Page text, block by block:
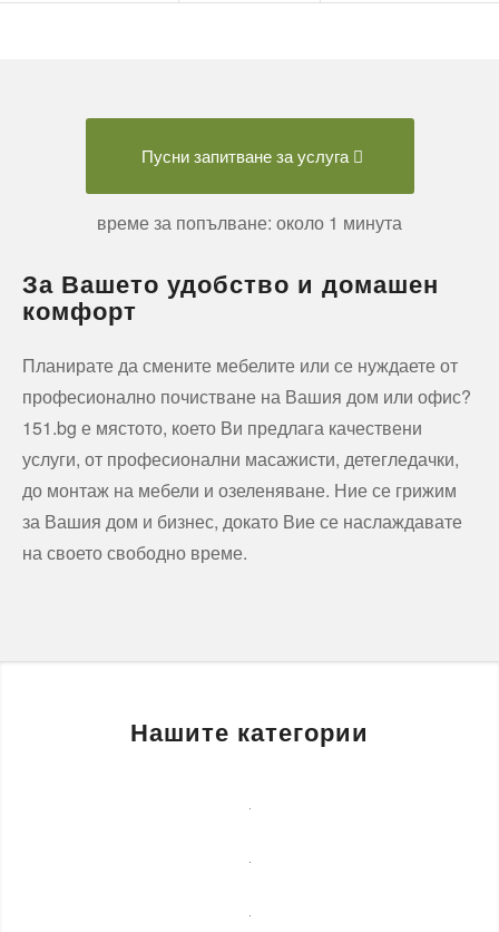
Пусни запитване за услуга
време за попълване: около 1 минута
За Вашето удобство и домашен
комфорт
Планирате да смените мебелите или се нуждаете от
професионално почистване на Вашия дом или офис?
151.bg е мястото, което Ви предлага качествени
услуги, от професионални масажисти, детегледачки,
до монтаж на мебели и озеленяване. Ние се грижим
за Вашия дом и бизнес, докато Вие се наслаждавате
на своето свободно време.
Нашите категории